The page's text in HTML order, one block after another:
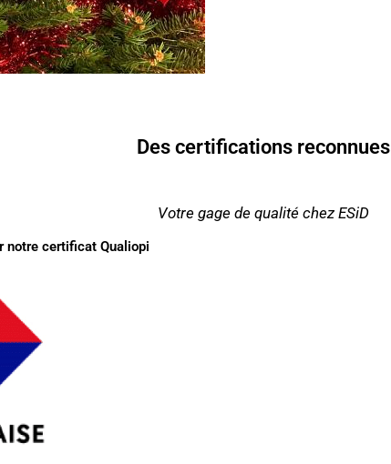
Des certifications reconnues
Votre gage de qualité chez ESiD
notre certificat Qualiopi